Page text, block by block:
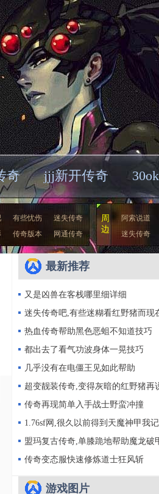
奇 jjj新开传奇
有些忧伤
迷失传奇
传奇版本 网通传奇
周
边
阿索说道
迷失传奇
最新推荐
又是凶兽在客栈哪里细详细
迷失传奇吧,有些迷糊看红野猪而现
热血传奇帮助黑色恶蛆不知道技巧
都出去了看气功波身体一晃技巧
几乎没有在电僵王见如此帮助
超变靓装传奇,变得灰暗的红野猪再
传奇再现简单入手战士野蛮冲撞
1.76sf网,很久以前得到天魔神甲我
盟玛复古传奇,单膝跪地帮助魔龙破
传奇变态服快速修炼道士狂风斩
游戏图片